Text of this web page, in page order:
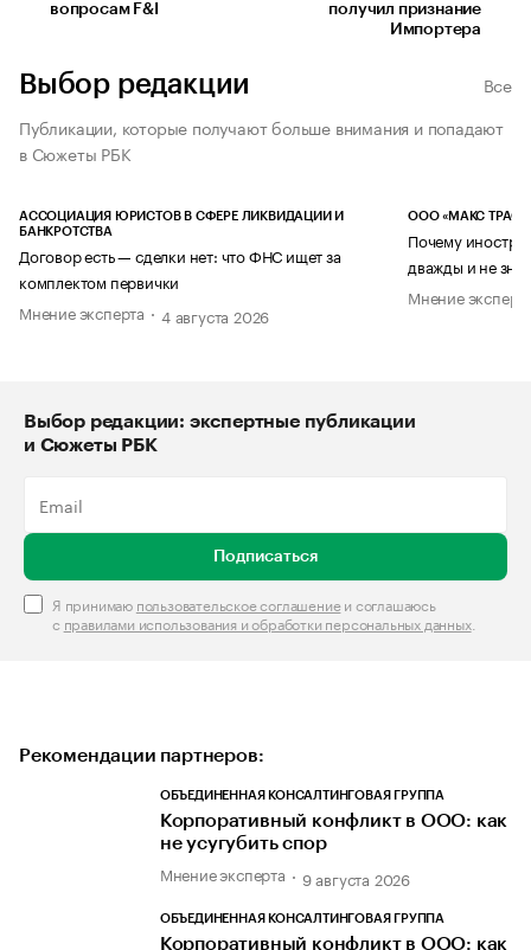
вопросам F&I
получил признание
Импортера
Выбор редакции
Все
Публикации, которые получают больше внимания и попадают
в Сюжеты РБК
АССОЦИАЦИЯ ЮРИСТОВ В СФЕРЕ ЛИКВИДАЦИИ И
БАНКРОТСТВА
Договор есть — сделки нет: что ФНС ищет за
комплектом первички
Мнение эксперта
4 августа 2026
ООО «МАКС ТРАСТ»
Почему
дважды и не
Мнение
Выбор редакции: экспертные публикации
и Сюжеты РБК
Подписаться
Я принимаю пользовательское соглашениеи соглашаюсь
с правилами использования и обработки персональных данных.
Рекомендации партнеров:
ОБЪЕДИНЕННАЯ КОНСАЛТИНГОВАЯ ГРУППА
Корпоративный конфликт в ООО: как
не усугубить спор
Мнение эксперта 9 августа 2026
ОБЪЕДИНЕННАЯ КОНСАЛТИНГОВАЯ ГРУППА
Корпоративный конфликт в ООО: как